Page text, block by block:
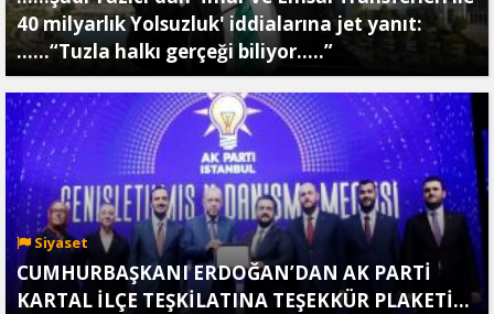
40 milyarlık Yolsuzluk' iddialarına jet yanıt:
......“Tuzla halkı gerçeği biliyor.....”
Siyaset
CUMHURBAŞKANI ERDOĞAN’DAN AK PARTİ
KARTAL İLÇE TEŞKİLATINA TEŞEKKÜR PLAKETİ…